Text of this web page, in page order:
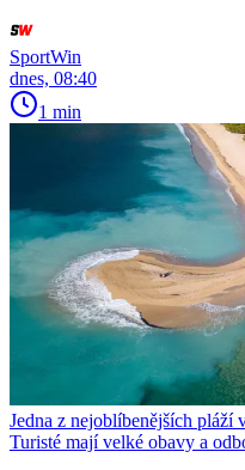
SportWin
dnes, 08:40
1 min
Jedna z nejoblíbenějších pláží
Turisté mají velké obavy a